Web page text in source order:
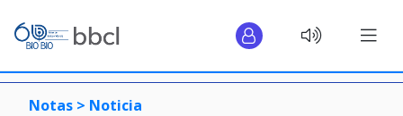
Notas > Noticia